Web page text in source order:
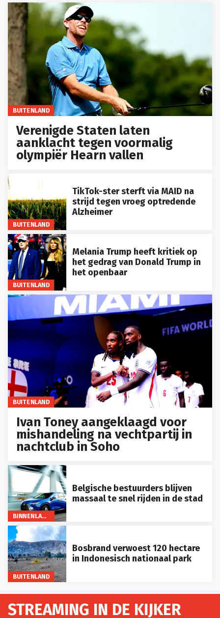
BUITENLAND
Verenigde Staten laten
aanklacht tegen voormalig
olympiër Hearn vallen
BUITENLAND
TikTok-ster sterft via MAID na
strijd tegen vroeg optredende
Alzheimer
BUITENLAND
Melania Trump heeft kritiek op
het gedrag van Donald Trump in
het openbaar
BUITENLAND
Ivan Toney aangeklaagd voor
mishandeling na vechtpartij in
nachtclub in Soho
BINNENLAND
Belgische bestuurders blijven
massaal te snel rijden in de stad
BUITENLAND
Bosbrand verwoest 120 hectare
in Indonesisch nationaal park
STREAMING IN DE KIJKER